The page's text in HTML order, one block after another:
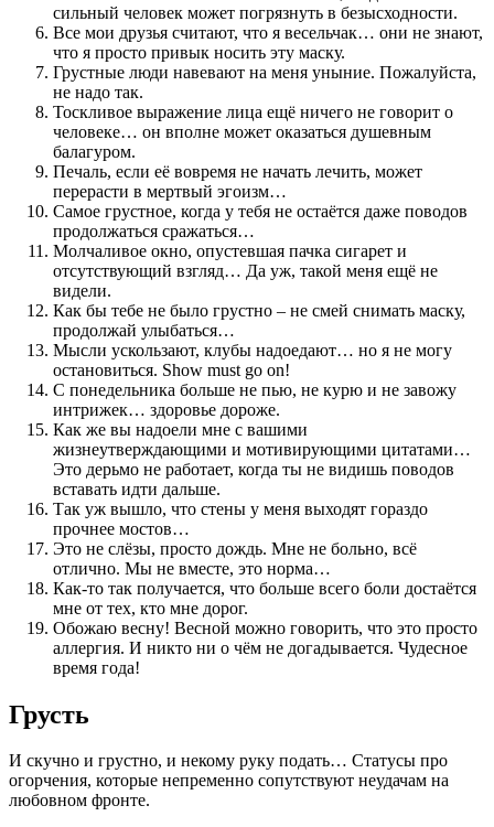
сильный человек может погрязнуть в безысходности.
Все мои друзья считают, что я весельчак… они не знают,
что я просто привык носить эту маску.
Грустные люди навевают на меня уныние. Пожалуйста,
не надо так.
Тоскливое выражение лица ещё ничего не говорит о
человеке… он вполне может оказаться душевным
балагуром.
Печаль, если её вовремя не начать лечить, может
перерасти в мертвый эгоизм…
Самое грустное, когда у тебя не остаётся даже поводов
продолжаться сражаться…
Молчаливое окно, опустевшая пачка сигарет и
отсутствующий взгляд… Да уж, такой меня ещё не
видели.
Как бы тебе не было грустно – не смей снимать маску,
продолжай улыбаться…
Мысли ускользают, клубы надоедают… но я не могу
остановиться. Show must go on!
С понедельника больше не пью, не курю и не завожу
интрижек… здоровье дороже.
Как же вы надоели мне с вашими
жизнеутверждающими и мотивирующими цитатами…
Это дерьмо не работает, когда ты не видишь поводов
вставать идти дальше.
Так уж вышло, что стены у меня выходят гораздо
прочнее мостов…
Это не слёзы, просто дождь. Мне не больно, всё
отлично. Мы не вместе, это норма…
Как-то так получается, что больше всего боли достаётся
мне от тех, кто мне дорог.
Обожаю весну! Весной можно говорить, что это просто
аллергия. И никто ни о чём не догадывается. Чудесное
время года!
Грусть
И скучно и грустно, и некому руку подать… Статусы про
огорчения, которые непременно сопутствуют неудачам на
любовном фронте.